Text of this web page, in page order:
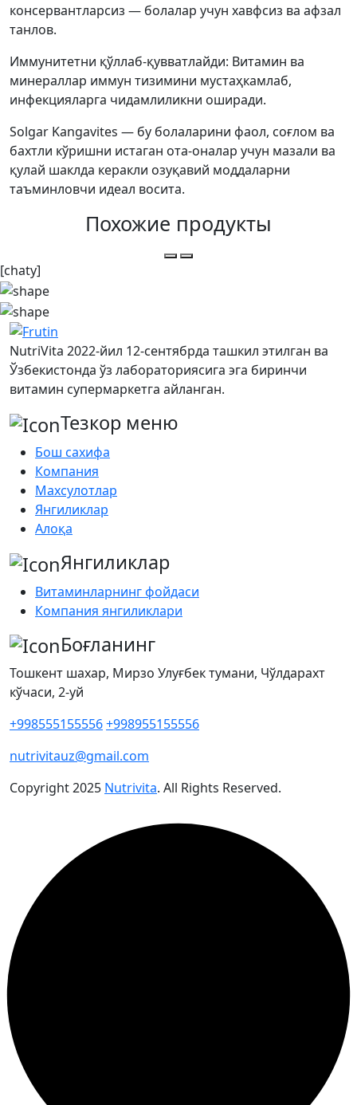
консервантларсиз — болалар учун хавфсиз ва афзал
танлов.
Иммунитетни қўллаб-қувватлайди: Витамин ва
минераллар иммун тизимини мустаҳкамлаб,
инфекцияларга чидамлиликни оширади.
Solgar Kangavites — бу болаларини фаол, соғлом ва
бахтли кўришни истаган ота-оналар учун мазали ва
қулай шаклда керакли озуқавий моддаларни
таъминловчи идеал восита.
Похожие продукты
[chaty]
NutriVita 2022-йил 12-сентябрда ташкил этилган ва
Ўзбекистонда ўз лабораториясига эга биринчи
витамин супермаркетга айланган.
Тезкор меню
Бош сахифа
Компания
Махсулотлар
Янгиликлар
Алоқа
Янгиликлар
Витаминларнинг фойдаси
Компания янгиликлари
Боғланинг
Тошкент шахар, Мирзо Улуғбек тумани, Чўлдарахт
кўчаси, 2-уй
+998555155556+998955155556
nutrivitauz@gmail.com
Copyright2025 Nutrivita. All Rights Reserved.